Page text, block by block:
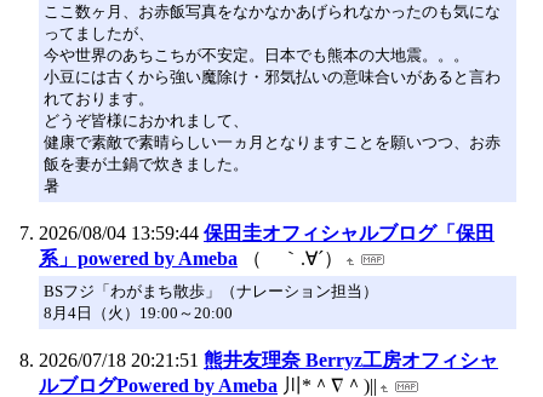
ここ数ヶ月、お赤飯写真をなかなかあげられなかったのも気にな
ってましたが、
今や世界のあちこちが不安定。日本でも熊本の大地震。。。
小豆には古くから強い魔除け・邪気払いの意味合いがあると言わ
れております。
どうぞ皆様におかれまして、
健康で素敵で素晴らしい一ヵ月となりますことを願いつつ、お赤
飯を妻が土鍋で炊きました。
暑
2026/08/04 13:59:44 保田圭オフィシャルブログ「保田
系」powered by Ameba
（ ｀.∀´）
​BSフジ「わがまち散歩」（ナレーション担当）
8月4日（火）19:00～20:00
2026/07/18 20:21:51 熊井友理奈 Berryz工房オフィシャ
ルブログPowered by Ameba 川*＾∇＾)||